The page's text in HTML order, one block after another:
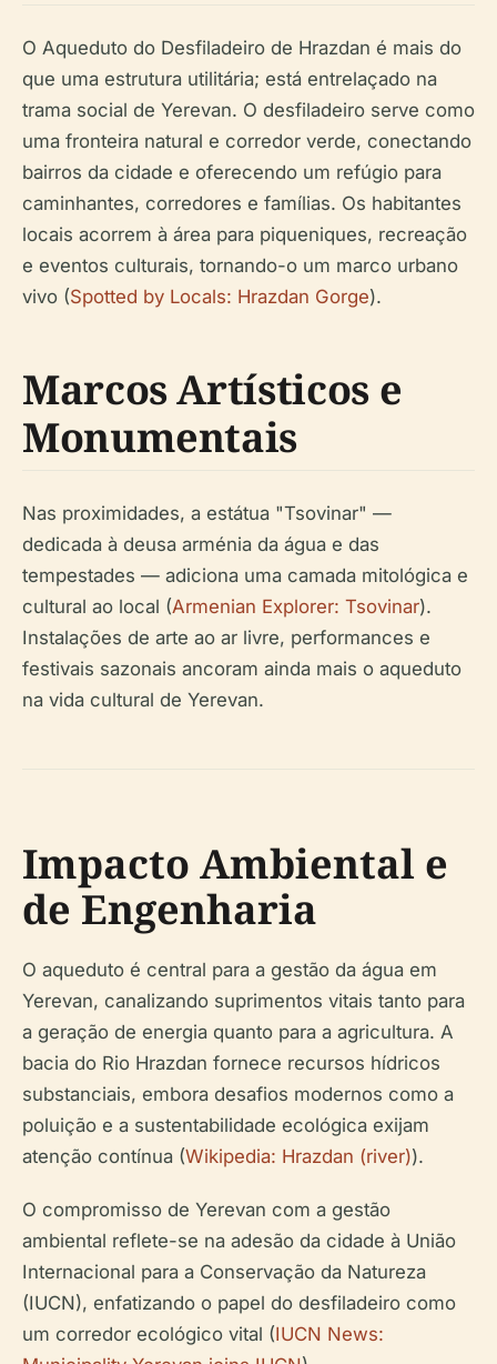
O Aqueduto do Desfiladeiro de Hrazdan é mais do
que uma estrutura utilitária; está entrelaçado na
trama social de Yerevan. O desfiladeiro serve como
uma fronteira natural e corredor verde, conectando
bairros da cidade e oferecendo um refúgio para
caminhantes, corredores e famílias. Os habitantes
locais acorrem à área para piqueniques, recreação
e eventos culturais, tornando-o um marco urbano
vivo (Spotted by Locals: Hrazdan Gorge).
Marcos Artísticos e
Monumentais
Nas proximidades, a estátua "Tsovinar" —
dedicada à deusa arménia da água e das
tempestades — adiciona uma camada mitológica e
cultural ao local (Armenian Explorer: Tsovinar).
Instalações de arte ao ar livre, performances e
festivais sazonais ancoram ainda mais o aqueduto
na vida cultural de Yerevan.
Impacto Ambiental e
de Engenharia
O aqueduto é central para a gestão da água em
Yerevan, canalizando suprimentos vitais tanto para
a geração de energia quanto para a agricultura. A
bacia do Rio Hrazdan fornece recursos hídricos
substanciais, embora desafios modernos como a
poluição e a sustentabilidade ecológica exijam
atenção contínua (Wikipedia: Hrazdan (river)).
O compromisso de Yerevan com a gestão
ambiental reflete-se na adesão da cidade à União
Internacional para a Conservação da Natureza
(IUCN), enfatizando o papel do desfiladeiro como
um corredor ecológico vital (IUCN News: